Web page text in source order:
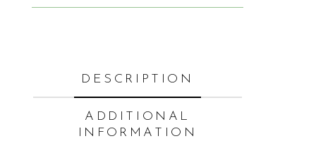
DESCRIPTION
ADDITIONAL
INFORMATION